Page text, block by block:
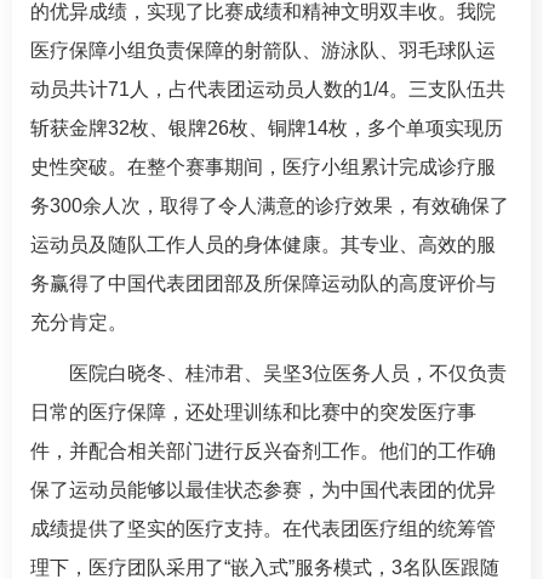
的优异成绩，实现了比赛成绩和精神文明双丰收。我院
医疗保障小组负责保障的射箭队、游泳队、羽毛球队运
动员共计71人，占代表团运动员人数的1/4。三支队伍共
斩获金牌32枚、银牌26枚、铜牌14枚，多个单项实现历
史性突破。在整个赛事期间，医疗小组累计完成诊疗服
务300余人次，取得了令人满意的诊疗效果，有效确保了
运动员及随队工作人员的身体健康。其专业、高效的服
务赢得了中国代表团团部及所保障运动队的高度评价与
充分肯定。
医院白晓冬 桂沛君 、吴坚3位医务人员，不仅负责
日常的医疗保障，还处理训练和比赛中的突发医疗事
件，并配合相关部门进行反兴奋剂工作。他们的工作确
保了运动员能够以最佳状态参赛，为中国代表团的优异
成绩提供了坚实的医疗支持。在代表团医疗组的统筹管
理下，医疗团队采用了“嵌入式”服务模式，3名队医跟随